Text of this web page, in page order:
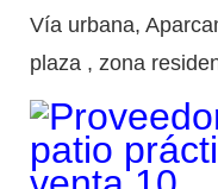
Vía urbana,
plaza , zona